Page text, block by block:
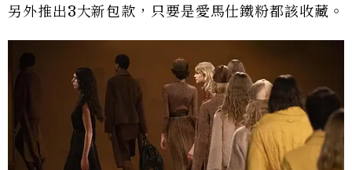
另外推出3大新包款，只要是愛馬仕鐵粉都該收藏。